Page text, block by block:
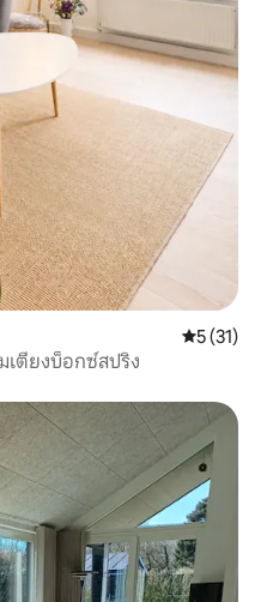
คะแนนเฉลี่
5 (31)
เตียงบ็อกซ์สปริง